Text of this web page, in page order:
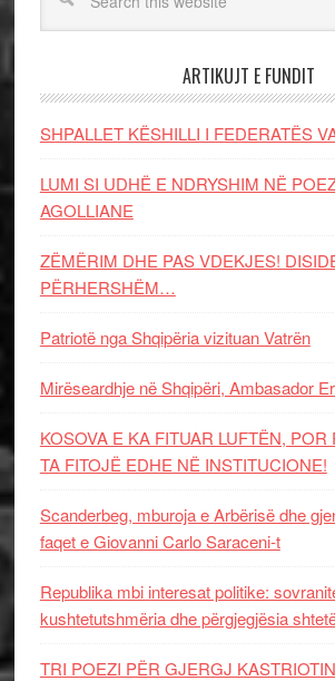
ARTIKUJT E FUNDIT
SHPALLET KËSHILLI I FEDERATËS
LUMI SI UDHË E NDRYSHIM NË
AGOLLIANE
ZËMËRIM DHE PAS VDEKJES!
PËRHERSHËM…
Patriotë nga Shqipëria vizituan Vatrën
Mirëseardhje në Shqipëri, Ambasador
KOSOVA E KA FITUAR LUFTËN,
TA FITOJË EDHE NË INSTITUCIONE!
Scanderbeg, mburoja e Arbërisë dhe
faqet e Giovanni Carlo Saraceni-t
Republika mbi interesat politike:
kushtetutshmëria dhe përgjegjësia
TRI POEZI PËR GJERGJ